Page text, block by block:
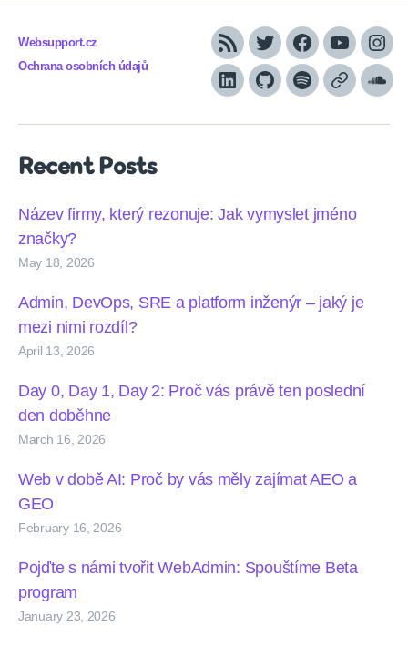
Websupport.cz
Ochrana osobních údajů
RSS TwitterFacebook
YouTube
LinkedInGithubSpotifyApple
Recent Posts
Název firmy, který rezonuje: Jak vymyslet jméno
značky?
May 18, 2026
Admin, DevOps, SRE a platform inženýr – jaký je
mezi nimi rozdíl?
April 13, 2026
Day 0, Day 1, Day 2: Proč vás právě ten poslední
den doběhne
March 16, 2026
Web v době AI: Proč by vás měly zajímat AEO a
GEO
February 16, 2026
Pojďte s námi tvořit WebAdmin: Spouštíme Beta
program
January 23, 2026